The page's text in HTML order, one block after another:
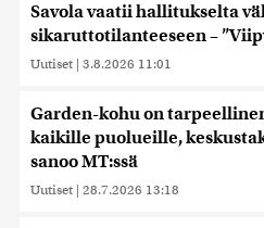
Savola vaatii hallitukselta
sikaruttotilanteeseen –
Uutiset | 3.8.2026 11:01
Garden-kohu on
kaikille puolueille,
sanoo MT:ssä
Uutiset | 28.7.2026 13:18